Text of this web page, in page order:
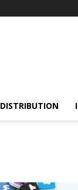
DISTRIBUTION